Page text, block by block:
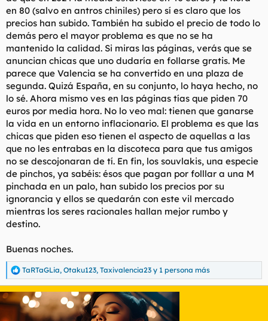
Además, varios comentan que el servicio ya no es el mismo,
que hay menos implicación por el mismo dinero (o más).
La sensación es que suben porque saben que la demanda está
ahí y vamos a seguir yendo igual, simple ley de oferta y
Mis preguntas son:
¿Creéis que si hubiera una bajada real de demanda (que
dejáramos de pagar esos precios), las tarifas bajarían por
lógica de mercado?
¿Estaríais dispuestos a intentar coordinadamente
volver a los precios de 40€/media y 80€/hora
dejando de pagar las tarifas actuales?
¿Cuál era la media de precios en el pasado?
Abro debate."
en 80 (salvo en antros chiniles) pero sí es claro que los
precios han subido. También ha subido el precio de todo lo
demás pero el mayor problema es que no se ha
mantenido la calidad. Si miras las páginas, verás que se
anuncian chicas que uno dudaría en follarse gratis. Me
parece que Valencia se ha convertido en una plaza de
segunda. Quizá España, en su conjunto, lo haya hecho, no
lo sé. Ahora mismo ves en las páginas tías que piden 70
euros por media hora. No lo veo mal: tienen que ganarse
la vida en un entorno inflacionario. El problema es que las
chicas que piden eso tienen el aspecto de aquellas a las
que no les entrabas en la discoteca para que tus amigos
no se descojonaran de tí. En fin, los souvlakis, una especie
de pinchos, ya sabéis: ésos que pagan por folllar a una M
pinchada en un palo, han subido los precios por su
ignorancia y ellos se quedarán con este vil mercado
mientras los seres racionales hallan mejor rumbo y
destino.
Buenas noches.
R
e
a
c
TaRTaGLia, Otaku123, Taxivalencia23 y 1 persona más